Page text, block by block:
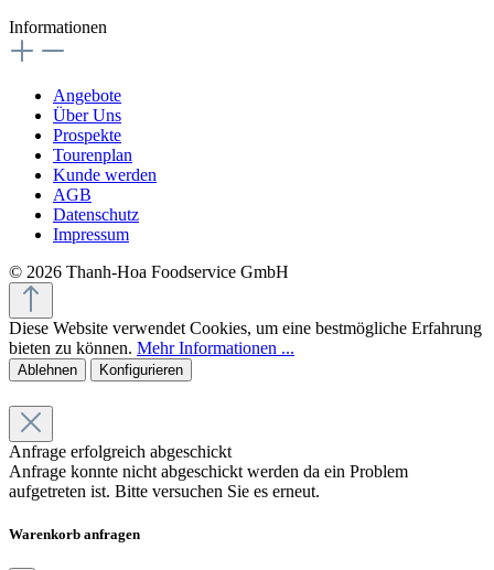
Informationen
Angebote
Über Uns
Prospekte
Tourenplan
Kunde werden
AGB
Datenschutz
Impressum
© 2026 Thanh-Hoa Foodservice GmbH
Diese Website verwendet Cookies, um eine bestmögliche Erfahrung
bieten zu können. Mehr Informationen ...
Ablehnen Konfigurieren
Anfrage erfolgreich abgeschickt
Anfrage konnte nicht abgeschickt werden da ein Problem
aufgetreten ist. Bitte versuchen Sie es erneut.
Warenkorb anfragen